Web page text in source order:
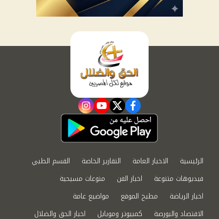
facebook
twitter
youtube
instagram
الرئيسية الاخبار العامة التقارير الخاصة
القسم الطبي
فيديوهات متنوعة
اخبار الفن
منوعات مسيحية
اخبار الرياضة
مطبخ الموقع
مواضيع عامة
الاقتصاد والبورصة
كمبيوتر وموبايل اخبار الحق والضلال